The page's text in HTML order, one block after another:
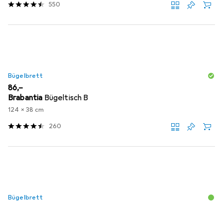
550
Bügelbrett
EUR
86,–
Brabantia Bügeltisch B
124 x 38 cm
260
Bügelbrett